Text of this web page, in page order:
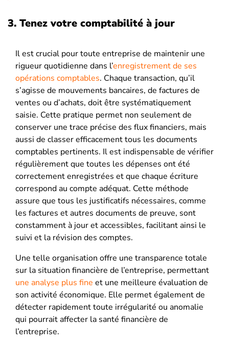
3. Tenez votre comptabilité à jour
Il est crucial pour toute entreprise de maintenir une
rigueur quotidienne dans l’enregistrement de ses
opérations comptables. Chaque transaction, qu’il
s’agisse de mouvements bancaires, de factures de
ventes ou d’achats, doit être systématiquement
saisie. Cette pratique permet non seulement de
conserver une trace précise des flux financiers, mais
aussi de classer efficacement tous les documents
comptables pertinents. Il est indispensable de vérifier
régulièrement que toutes les dépenses ont été
correctement enregistrées et que chaque écriture
correspond au compte adéquat. Cette méthode
assure que tous les justificatifs nécessaires, comme
les factures et autres documents de preuve, sont
constamment à jour et accessibles, facilitant ainsi le
suivi et la révision des comptes.
Une telle organisation offre une transparence totale
sur la situation financière de l’entreprise, permettant
une analyse plus fine et une meilleure évaluation de
son activité économique. Elle permet également de
détecter rapidement toute irrégularité ou anomalie
qui pourrait affecter la santé financière de
l’entreprise.